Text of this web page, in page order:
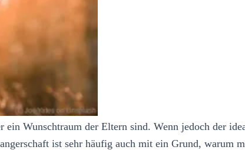
Wunschtraum der Eltern sind. Wenn jedoch der
ist sehr häufig auch mit ein Grund, warum